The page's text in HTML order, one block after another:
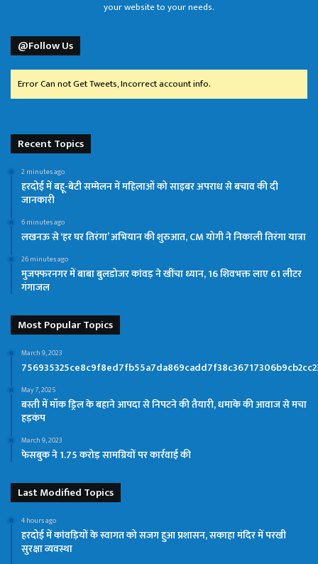
your website to your needs.
@Follow Us
Error Can not Get Tweets, Incorrect account info.
Recent Topics
2 minutes ago
हरदोई में बहू-बेटी सम्मेलन में महिलाओं को साइबर अपराध से बचाव की दी
जानकारी
6 minutes ago
लखनऊ से ‘हर घर तिरंगा’ अभियान की शुरुआत, CM योगी ने निकाली तिरंगा यात्रा
26 minutes ago
मुजफ्फरनगर में बाबा बुलडोजर कांवड़ ने खींचा ध्यान, 16 शिवभक्त लाए 61 लीटर
गंगाजल
Most Popular Topics
March 9, 2023
May 7, 2025
बस्ती में मॉक ड्रिल के बहाने आपदा से निपटने की तैयारी, धमाके की आवाज से मचा
हड़कंप
March 9, 2023
फेसबुक ने 1.75 करोड़ सामग्रियों पर कार्रवाई की
Last Modified Topics
4 hours ago
हरदोई में कांवड़ियों के स्वागत को सजग हुआ प्रशासन, सकाहा मंदिर में परखी
सुरक्षा व्यवस्था